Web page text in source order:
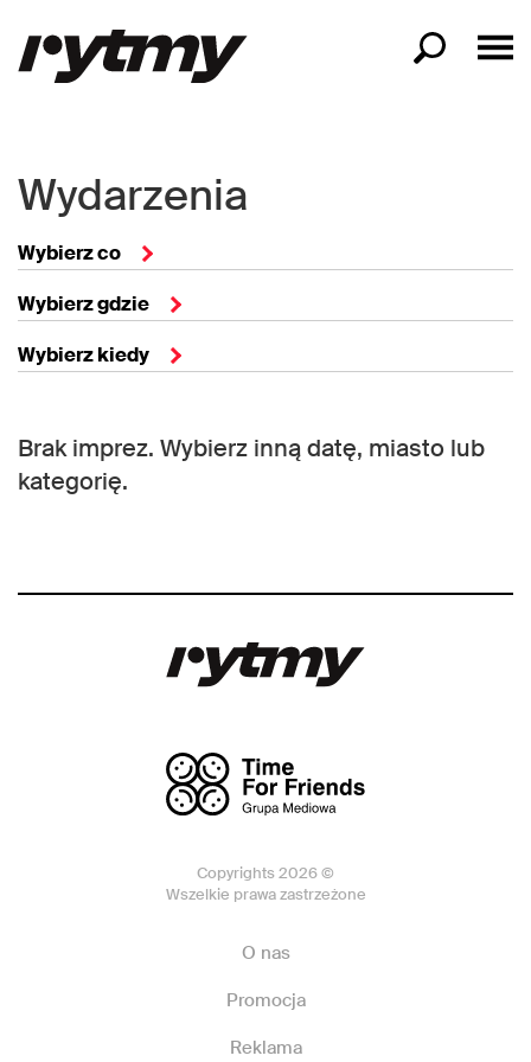
Wydarzenia
Wybierz co
Wybierz gdzie
Wybierz kiedy
Brak imprez. Wybierz inną datę, miasto lub
kategorię.
Copyrights 2026 ©
Wszelkie prawa zastrzeżone
O nas
Promocja
Reklama